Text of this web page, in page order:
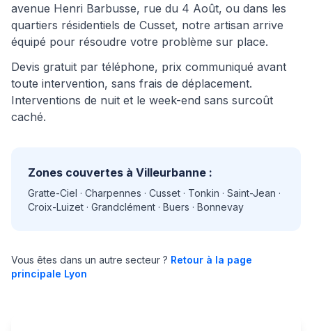
avenue Henri Barbusse, rue du 4 Août, ou dans les
quartiers résidentiels de Cusset, notre artisan arrive
équipé pour résoudre votre problème sur place.
Devis gratuit par téléphone, prix communiqué avant
toute intervention, sans frais de déplacement.
Interventions de nuit et le week-end sans surcoût
caché.
Zones couvertes à Villeurbanne :
Gratte-Ciel · Charpennes · Cusset · Tonkin · Saint-Jean ·
Croix-Luizet · Grandclément · Buers · Bonnevay
Vous êtes dans un autre secteur ? Retour à la page
principale Lyon